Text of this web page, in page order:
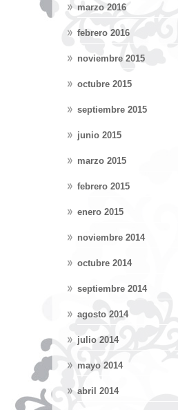
marzo 2016
febrero 2016
noviembre 2015
octubre 2015
septiembre 2015
junio 2015
marzo 2015
febrero 2015
enero 2015
noviembre 2014
octubre 2014
septiembre 2014
agosto 2014
julio 2014
mayo 2014
abril 2014